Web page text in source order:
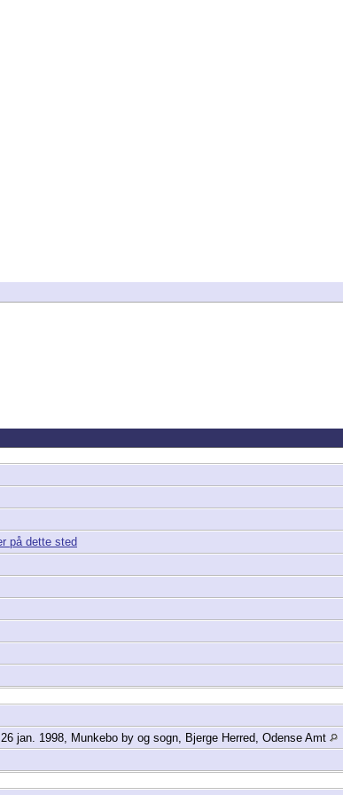
26 jan. 1998, Munkebo by og sogn, Bjerge Herred, Odense Amt